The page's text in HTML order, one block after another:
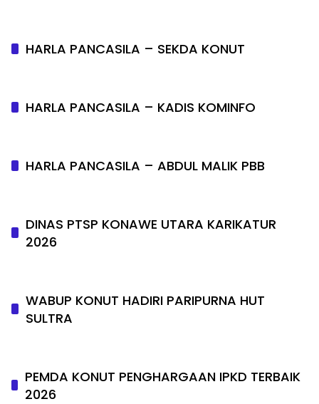
HARLA PANCASILA – SEKDA KONUT
HARLA PANCASILA – KADIS KOMINFO
HARLA PANCASILA – ABDUL MALIK PBB
DINAS PTSP KONAWE UTARA KARIKATUR
2026
WABUP KONUT HADIRI PARIPURNA HUT
SULTRA
PEMDA KONUT PENGHARGAAN IPKD TERBAIK
2026